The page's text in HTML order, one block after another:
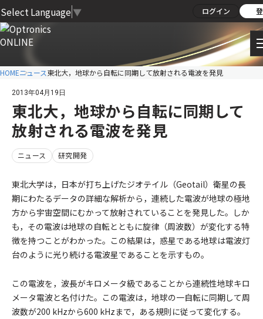
Select Language ▼ ログイン
HOMEニュース東北大，地球から自転に同期して放射される電波を発見
2013年04月19日
東北大，地球から自転に同期して
放射される電波を発見
ニュース 研究開発
東北大学は，日本が打ち上げたジオテイル（Geotail）衛星の長
期にわたるデータの詳細な解析から，連続した電波が地球の極地
方から宇宙空間にむかって放射されていることを発見した。しか
も，その電波は地球の自転とともに旋律（周波数）が変化する特
徴を持つことがわかった。この結果は，惑星である地球は電波灯
台のように光り続ける電波星であることを示すもの。
この電波を，波長がキロメータ級であることから連続性地球キロ
メータ電波と名付けた。この電波は，地球の一自転に同期して周
波数が200 kHzから600 kHzまで，ある規則に従って変化する。